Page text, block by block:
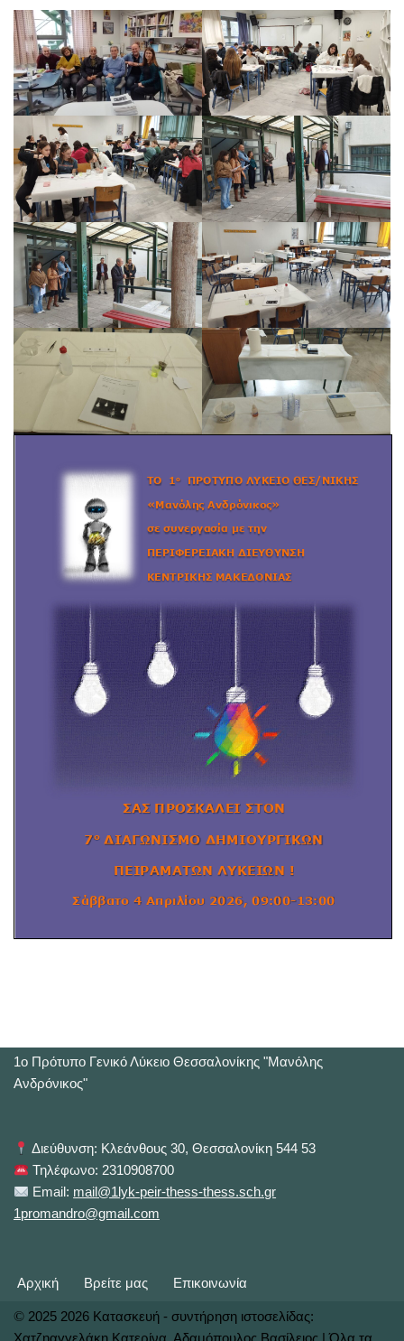
1o Πρότυπο Γενικό Λύκειο Θεσσαλονίκης "Μανόλης
Ανδρόνικος"
Διεύθυνση: Κλεάνθους 30, Θεσσαλονίκη 544 53
Τηλέφωνο: 2310908700
Email: mail@1lyk-peir-thess-thess.sch.gr
1promandro@gmail.com
Αρχική Βρείτε μας Επικοινωνία
© 2025 2026 Κατασκευή - συντήρηση ιστοσελίδας: